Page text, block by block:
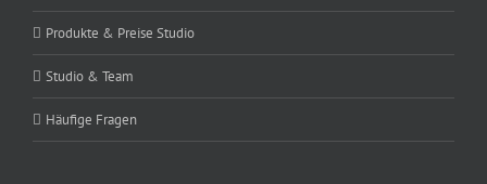
Produkte & Preise Studio
Studio & Team
Häufige Fragen